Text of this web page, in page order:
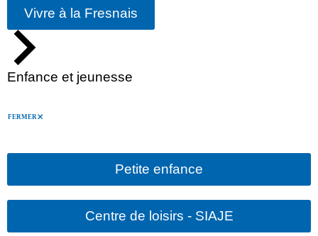
Vivre à la Fresnais
Enfance et jeunesse
FERMER
Petite enfance
Centre de loisirs - SIAJE